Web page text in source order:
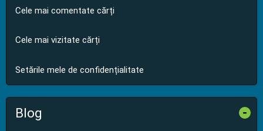
Cele mai comentate cărți
Cele mai vizitate cărți
Setările mele de confidențialitate
Blog -